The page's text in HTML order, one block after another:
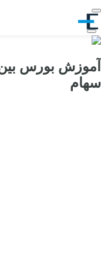
آموزش بورس بین
سهام